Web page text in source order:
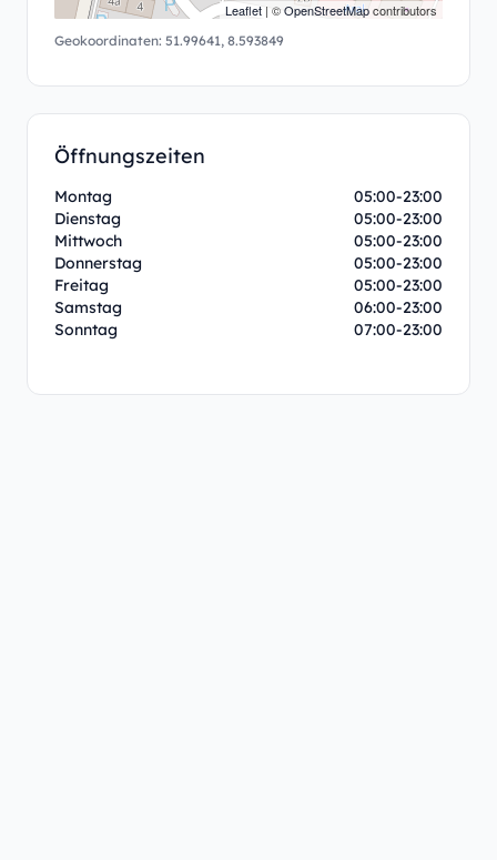
Leaflet | ©OpenStreetMapcontributors
Geokoordinaten: 51.99641, 8.593849
Öffnungszeiten
Montag
05:00-23:00
Dienstag
05:00-23:00
Mittwoch
05:00-23:00
Donnerstag
05:00-23:00
Freitag
05:00-23:00
Samstag
06:00-23:00
Sonntag
07:00-23:00